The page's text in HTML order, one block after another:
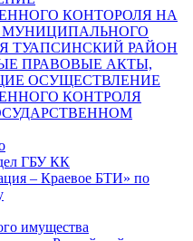
КОНТОРОЛЯ НА
МУНИЦИПАЛЬНОГО
ТУАПСИНСКИЙ РАЙОН
ПРАВОВЫЕ АКТЫ,
ОСУЩЕСТВЛЕНИЕ
КОНТРОЛЯ
ГБУ КК
– Краевое БТИ» по
имущества